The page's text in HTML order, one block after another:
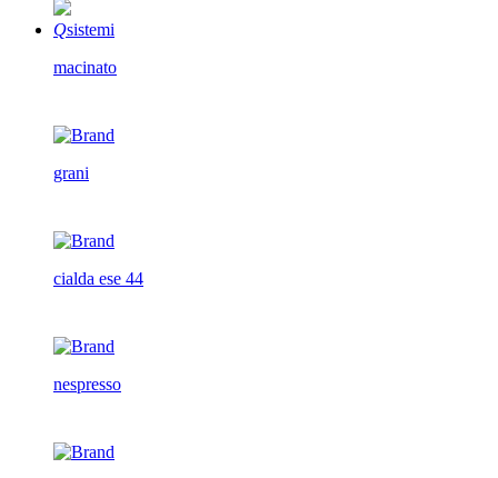
Qsistemi
macinato
grani
cialda ese 44
nespresso